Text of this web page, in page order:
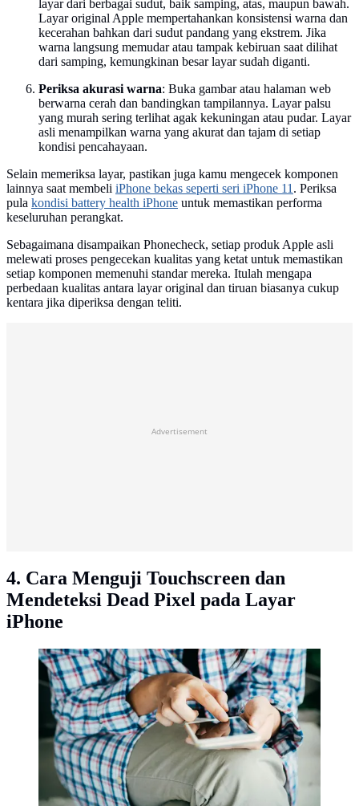
layar dari berbagai sudut, baik samping, atas, maupun bawah.
Layar original Apple mempertahankan konsistensi warna dan
kecerahan bahkan dari sudut pandang yang ekstrem. Jika
warna langsung memudar atau tampak kebiruan saat dilihat
dari samping, kemungkinan besar layar sudah diganti.
Periksa akurasi warna: Buka gambar atau halaman web
berwarna cerah dan bandingkan tampilannya. Layar palsu
yang murah sering terlihat agak kekuningan atau pudar. Layar
asli menampilkan warna yang akurat dan tajam di setiap
kondisi pencahayaan.
Selain memeriksa layar, pastikan juga kamu mengecek komponen
lainnya saat membeli iPhone bekas seperti seri iPhone 11 . Periksa
pula kondisi battery health iPhone untuk memastikan performa
keseluruhan perangkat.
Sebagaimana disampaikan Phonecheck, setiap produk Apple asli
melewati proses pengecekan kualitas yang ketat untuk memastikan
setiap komponen memenuhi standar mereka. Itulah mengapa
perbedaan kualitas antara layar original dan tiruan biasanya cukup
kentara jika diperiksa dengan teliti.
Advertisement
4. Cara Menguji Touchscreen dan
Mendeteksi Dead Pixel pada Layar
iPhone